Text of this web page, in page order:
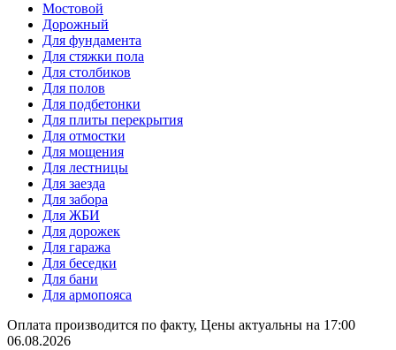
Мостовой
Дорожный
Для фундамента
Для стяжки пола
Для столбиков
Для полов
Для подбетонки
Для плиты перекрытия
Для отмостки
Для мощения
Для лестницы
Для заезда
Для забора
Для ЖБИ
Для дорожек
Для гаража
Для беседки
Для бани
Для армопояса
Оплата производится по факту, Цены актуальны на 17:00
06.08.2026